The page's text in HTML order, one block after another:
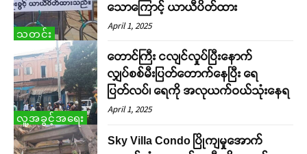
သတင်း
သောကြောင့် ယာယီပိတ်ထား
April 1, 2025
လူ့အခွင့်အရေး
တောင်ကြီး ငလျင်လှုပ်ပြီးနောက်
လျှပ်စစ်မီးပြတ်တောက်နေပြီး ရေ
ပြတ်လပ်၊ ရေကို အလုယက်ဝယ်သုံးနေရ
April 1, 2025
Sky Villa Condo ပြိုကျမှုအောက်